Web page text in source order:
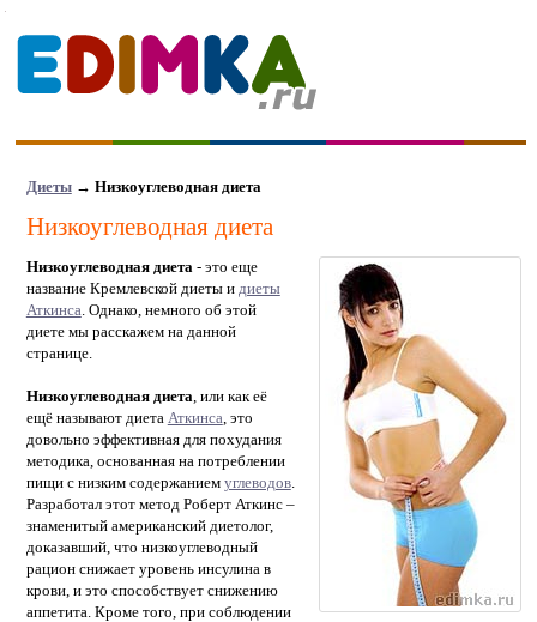
Диеты→ Низкоуглеводная диета
Низкоуглеводная диета
Низкоуглеводная диета - это еще
название Кремлевской диеты и диеты
Аткинса . Однако, немного об этой
диете мы расскажем на данной
странице.
Низкоуглеводная диета , или как её
ещё называют диета Аткинса , это
довольно эффективная для похудания
методика, основанная на потреблении
пищи с низким содержанием углеводов.
Разработал этот метод Роберт Аткинс –
знаменитый американский диетолог,
доказавший, что низкоуглеводный
рацион снижает уровень инсулина в
крови, и это способствует снижению
аппетита. Кроме того, при соблюдении